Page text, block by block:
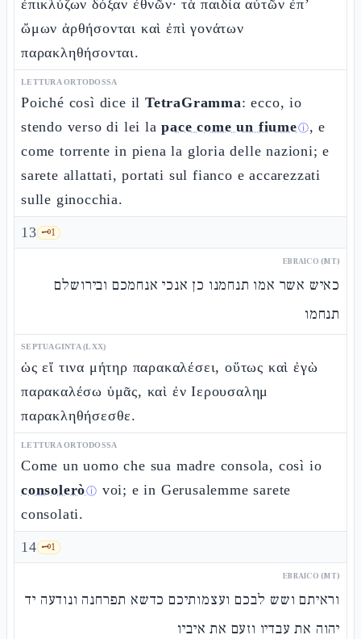
ἐπικλύζων δόξαν ἐθνῶν· τὰ παιδία αὐτῶν ἐπ’
ὤμων ἀρθήσονται καὶ ἐπὶ γονάτων
παρακληθήσονται.
LETTURA ORTODOSSA
Poiché così dice il TetraGramma: ecco, io
stendo verso di lei lapace come un fiumeⓘ, e
come torrente in piena la gloria delle nazioni; e
sarete allattati, portati sul fianco e accarezzati
sulle ginocchia.
13 🗝️1
EBRAICO (MT)
כאיש אשר אמו תנחמנו כן אנכי אנחמכם ובירושלם
תנחמו
SEPTUAGINTA (LXX)
ὡς εἴ τινα μήτηρ παρακαλέσει, οὕτως καὶ ἐγὼ
παρακαλέσω ὑμᾶς, καὶ ἐν Ιερουσαλημ
παρακληθήσεσθε.
LETTURA ORTODOSSA
Come un uomo che sua madre consola, così io
consoleròⓘ voi; e in Gerusalemme sarete
consolati.
14 🗝️1
EBRAICO (MT)
וראיתם ושש לבכם ועצמותיכם כדשא תפרחנה ונודעה יד
יהוה את עבדיו וזעם את איביו